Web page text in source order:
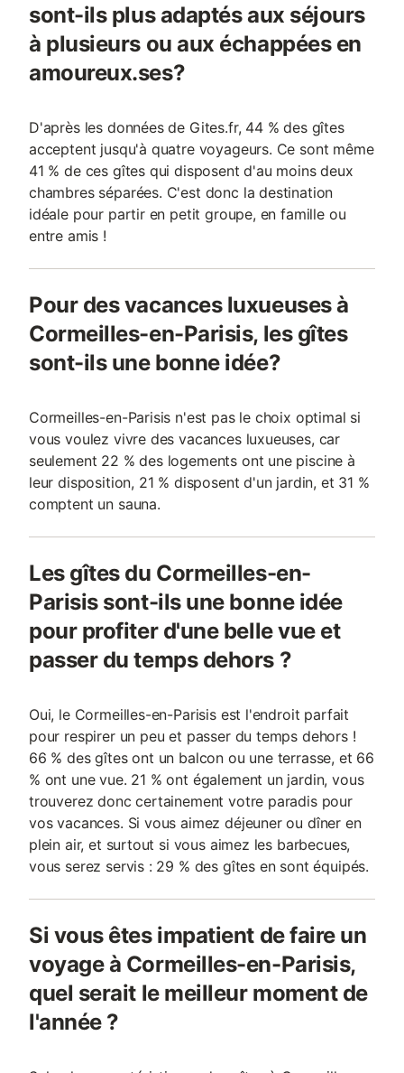
sont-ils plus adaptés aux séjours
à plusieurs ou aux échappées en
amoureux.ses?
D'après les données de Gites.fr, 44 % des gîtes
acceptent jusqu'à quatre voyageurs. Ce sont même
41 % de ces gîtes qui disposent d'au moins deux
chambres séparées. C'est donc la destination
idéale pour partir en petit groupe, en famille ou
entre amis !
Pour des vacances luxueuses à
Cormeilles-en-Parisis, les gîtes
sont-ils une bonne idée?
Cormeilles-en-Parisis n'est pas le choix optimal si
vous voulez vivre des vacances luxueuses, car
seulement 22 % des logements ont une piscine à
leur disposition, 21 % disposent d'un jardin, et 31 %
comptent un sauna.
Les gîtes du Cormeilles-en-
Parisis sont-ils une bonne idée
pour profiter d'une belle vue et
passer du temps dehors ?
Oui, le Cormeilles-en-Parisis est l'endroit parfait
pour respirer un peu et passer du temps dehors !
66 % des gîtes ont un balcon ou une terrasse, et 66
% ont une vue. 21 % ont également un jardin, vous
trouverez donc certainement votre paradis pour
vos vacances. Si vous aimez déjeuner ou dîner en
plein air, et surtout si vous aimez les barbecues,
vous serez servis : 29 % des gîtes en sont équipés.
Si vous êtes impatient de faire un
voyage à Cormeilles-en-Parisis,
quel serait le meilleur moment de
l'année ?